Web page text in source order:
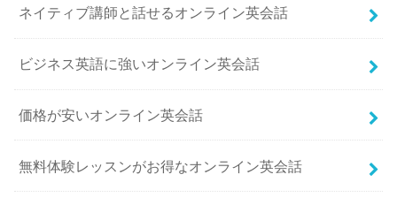
ネイティブ講師と話せるオンライン英会話
ビジネス英語に強いオンライン英会話
価格が安いオンライン英会話
無料体験レッスンがお得なオンライン英会話